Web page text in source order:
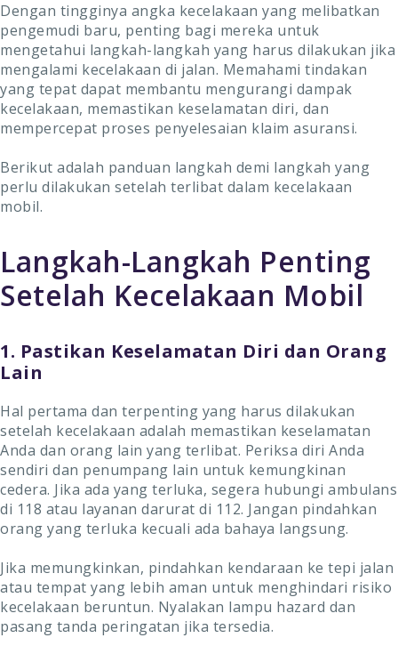
Dengan tingginya angka kecelakaan yang melibatkan
pengemudi baru, penting bagi mereka untuk
mengetahui langkah-langkah yang harus dilakukan jika
mengalami kecelakaan di jalan. Memahami tindakan
yang tepat dapat membantu mengurangi dampak
kecelakaan, memastikan keselamatan diri, dan
mempercepat proses penyelesaian klaim asuransi.
Berikut adalah panduan langkah demi langkah yang
perlu dilakukan setelah terlibat dalam kecelakaan
mobil.
Langkah-Langkah Penting
Setelah Kecelakaan Mobil
1. Pastikan Keselamatan Diri dan Orang
Lain
Hal pertama dan terpenting yang harus dilakukan
setelah kecelakaan adalah memastikan keselamatan
Anda dan orang lain yang terlibat. Periksa diri Anda
sendiri dan penumpang lain untuk kemungkinan
cedera. Jika ada yang terluka, segera hubungi ambulans
di 118 atau layanan darurat di 112. Jangan pindahkan
orang yang terluka kecuali ada bahaya langsung.
Jika memungkinkan, pindahkan kendaraan ke tepi jalan
atau tempat yang lebih aman untuk menghindari risiko
kecelakaan beruntun. Nyalakan lampu hazard dan
pasang tanda peringatan jika tersedia.